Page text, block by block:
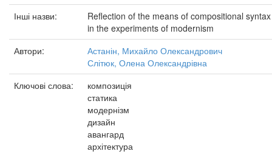
Інші назви:
Reflection of the means of compositional syntax
in the experiments of modernism
Автори:
Астанін, Михайло Олександрович
Слітюк, Олена Олександрівна
Ключові слова:
композиція
статика
модернізм
дизайн
авангард
архітектура